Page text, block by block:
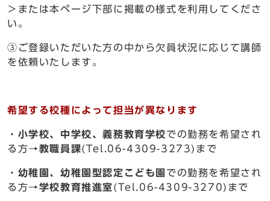
＞または本ページ下部に掲載の様式を利用してくださ
い。
③ご登録いただいた方の中から欠員状況に応じて講師
を依頼いたします。
希望する校種によって担当が異なります
・ 小学校、中学校、義務教育学校での勤務を希望され
る方→教職員課(Tel.06-4309-3273)まで
・ 幼稚園、幼稚園型認定こども園 での勤務を希望され
る方→学校教育推進室 (Tel.06-4309-3270)まで